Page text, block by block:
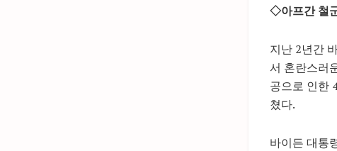
◇아프간 철
지난 2년간
서 혼란스러
공으로 인한
쳤다.
바이든 대통